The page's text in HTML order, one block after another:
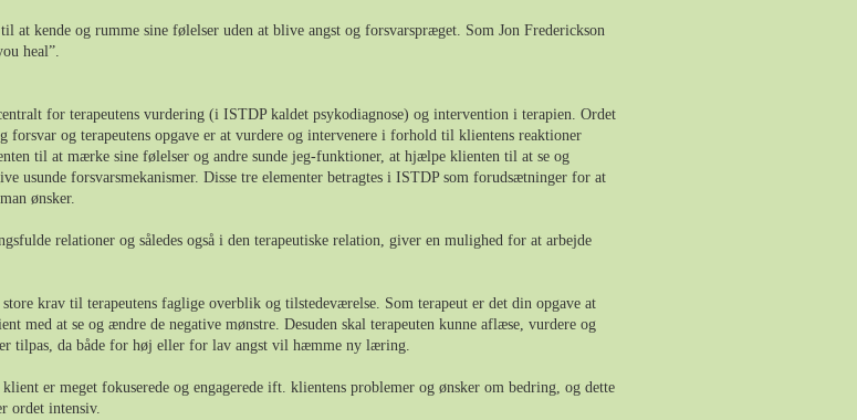
at kende og rumme sine følelser uden at blive angst og forsvarspræget. Som Jon Frederickson
heal”.
for terapeutens vurdering (i ISTDP kaldet psykodiagnose) og intervention i terapien. Ordet
forsvar og terapeutens opgave er at vurdere og intervenere i forhold til klientens reaktioner
til at mærke sine følelser og andre sunde jeg-funktioner, at hjælpe klienten til at se og
usunde forsvarsmekanismer. Disse tre elementer betragtes i ISTDP som forudsætninger for at
ønsker.
relationer og således også i den terapeutiske relation, giver en mulighed for at arbejde
krav til terapeutens faglige overblik og tilstedeværelse. Som terapeut er det din opgave at
at se og ændre de negative mønstre. Desuden skal terapeuten kunne aflæse, vurdere og
er tilpas, da både for høj eller for lav angst vil hæmme ny læring.
er meget fokuserede og engagerede ift. klientens problemer og ønsker om bedring, og dette
ordet intensiv.